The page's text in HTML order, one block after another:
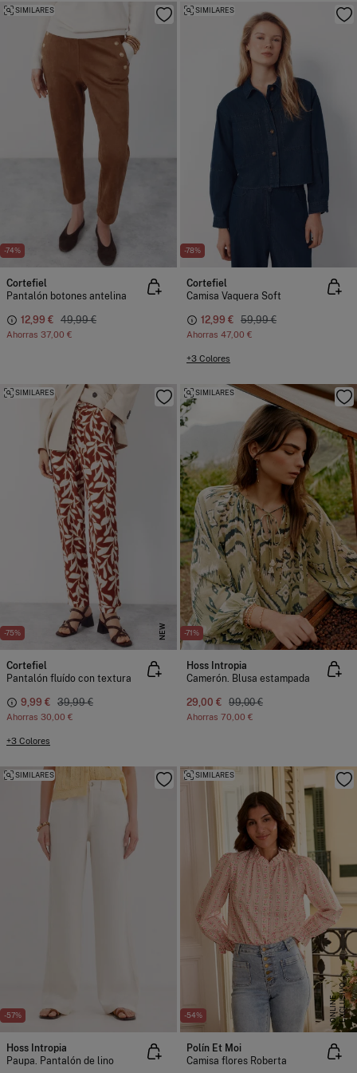
-74%
SIMILARES
Cortefiel
Pantalón botones antelina
12,99 € 49,99 €
Ahorras 37,00 €
-78%
SIMILARES
Cortefiel
Camisa Vaquera Soft
12,99 € 59,99 €
Ahorras 47,00 €
+3 Colores
-75% NEW
SIMILARES
Cortefiel
Pantalón fluído con textura
9,99 € 39,99 €
Ahorras 30,00 €
+3 Colores
-71%
SIMILARES
Hoss Intropia
Camerón. Blusa estampada
29,00 € 99,00 €
Ahorras 70,00 €
-57%
SIMILARES
Hoss Intropia
Paupa. Pantalón de lino
-54% E
X
C
L
U
SI
V
O
O
N
L
I
N
E
SIMILARES
Polín Et Moi
Camisa flores Roberta